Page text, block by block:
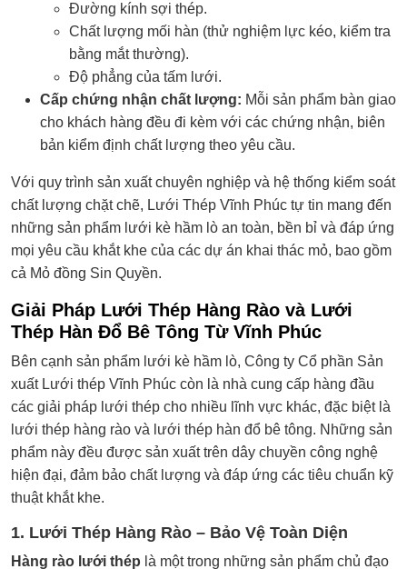
Đường kính sợi thép.
Chất lượng mối hàn (thử nghiệm lực kéo, kiểm tra
bằng mắt thường).
Độ phẳng của tấm lưới.
Cấp chứng nhận chất lượng: Mỗi sản phẩm bàn giao
cho khách hàng đều đi kèm với các chứng nhận, biên
bản kiểm định chất lượng theo yêu cầu.
Với quy trình sản xuất chuyên nghiệp và hệ thống kiểm soát
chất lượng chặt chẽ, Lưới Thép Vĩnh Phúc tự tin mang đến
những sản phẩm lưới kè hầm lò an toàn, bền bỉ và đáp ứng
mọi yêu cầu khắt khe của các dự án khai thác mỏ, bao gồm
cả Mỏ đồng Sin Quyền.
Giải Pháp Lưới Thép Hàng Rào và Lưới
Thép Hàn Đổ Bê Tông Từ Vĩnh Phúc
Bên cạnh sản phẩm lưới kè hầm lò, Công ty Cổ phần Sản
xuất Lưới thép Vĩnh Phúc còn là nhà cung cấp hàng đầu
các giải pháp lưới thép cho nhiều lĩnh vực khác, đặc biệt là
lưới thép hàng rào và lưới thép hàn đổ bê tông. Những sản
phẩm này đều được sản xuất trên dây chuyền công nghệ
hiện đại, đảm bảo chất lượng và đáp ứng các tiêu chuẩn kỹ
thuật khắt khe.
1. Lưới Thép Hàng Rào – Bảo Vệ Toàn Diện
Hàng rào lưới thép là một trong những sản phẩm chủ đạo